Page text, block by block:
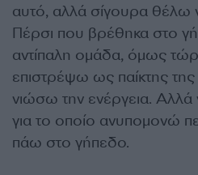
αυτό, αλλά σίγουρα θέλω
Πέρσι που βρέθηκα στο
αντίπαλη ομάδα, όμως
επιστρέψω ως παίκτης
νιώσω την ενέργεια. Αλλά
για το οποίο ανυπομονώ
πάω στο γήπεδο.